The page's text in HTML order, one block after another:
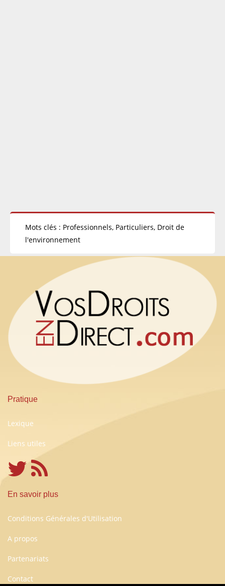
Mots clés : Professionnels, Particuliers, Droit de
l'environnement
Pratique
Lexique
Liens utiles
En savoir plus
Conditions Générales d'Utilisation
A propos
Partenariats
Contact